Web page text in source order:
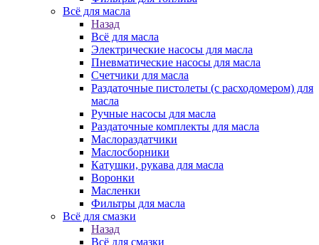
Всё для масла
Назад
Всё для масла
Электрические насосы для масла
Пневматические насосы для масла
Счетчики для масла
Раздаточные пистолеты (с расходомером) для
масла
Ручные насосы для масла
Раздаточные комплекты для масла
Маслораздатчики
Маслосборники
Катушки, рукава для масла
Воронки
Масленки
Фильтры для масла
Всё для смазки
Назад
Всё для смазки